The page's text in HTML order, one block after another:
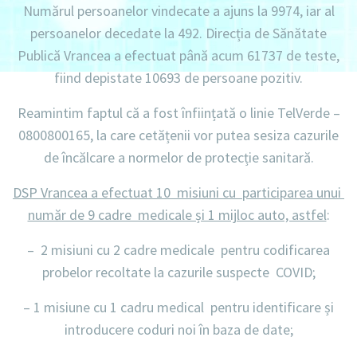
Numărul persoanelor vindecate a ajuns la 9974,iar al
persoanelor decedate la 492. Direcția de Sănătate
Publică Vrancea a efectuat până acum 61737 de teste,
fiind depistate10693 de persoane pozitiv.
Reamintim faptul că a fost înființată o linie TelVerde –
0800800165, la care cetățenii vor putea sesiza cazurile
de încălcare a normelor de protecție sanitară.
DSP Vrancea a efectuat 10 misiuni cu participarea unui
număr de 9 cadre medicale și 1 mijloc auto, astfel:
– 2 misiuni cu 2 cadre medicale pentru codificarea
probelor recoltate la cazurile suspecte COVID;
– 1 misiune cu 1 cadru medical pentru identificare și
introducere coduri noi în baza de date;